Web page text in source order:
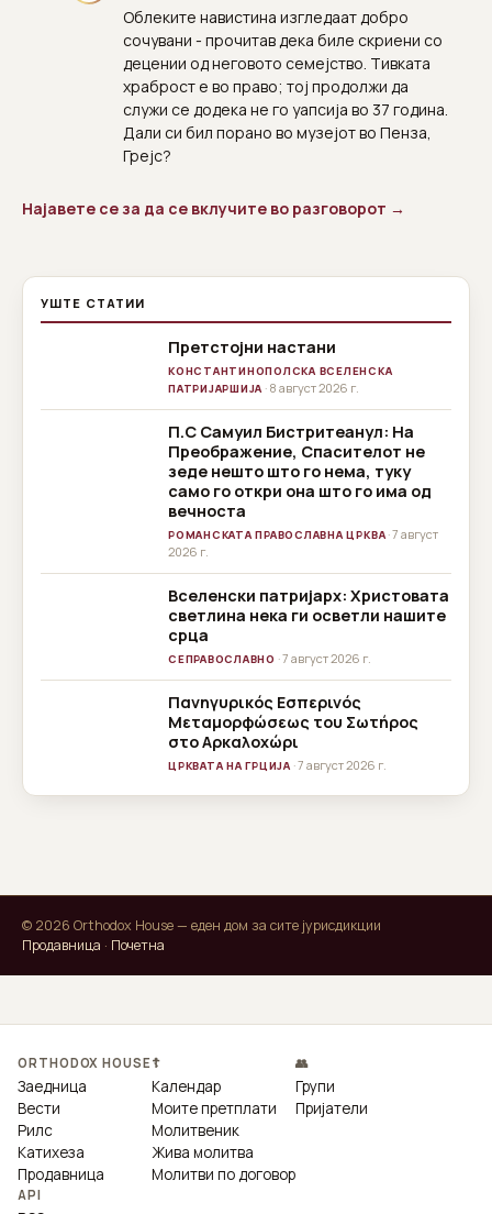
Облеките навистина изгледаат добро
сочувани - прочитав дека биле скриени со
децении од неговото семејство. Тивката
храброст е во право; тој продолжи да
служи се додека не го уапсија во 37 година.
Дали си бил порано во музејот во Пенза,
Грејс?
Најавете се за да се вклучите во разговорот →
УШТЕ СТАТИИ
Претстојни настани
КОНСТАНТИНОПОЛСКА ВСЕЛЕНСКА
ПАТРИЈАРШИЈА · 8 август 2026 г.
П.С Самуил Бистритеанул: На
Преображение, Спасителот не
зеде нешто што го нема, туку
само го откри она што го има од
вечноста
РОМАНСКАТА ПРАВОСЛАВНА ЦРКВА · 7 август
2026 г.
Вселенски патријарх: Христовата
светлина нека ги осветли нашите
срца
СЕПРАВОСЛАВНО · 7 август 2026 г.
Πανηγυρικός Εσπερινός
Μεταμορφώσεως του Σωτήρος
στο Αρκαλοχώρι
ЦРКВАТА НА ГРЦИЈА · 7 август 2026 г.
© 2026 Orthodox House — еден дом за сите јурисдикции
Продавница · Почетна
ORTHODOX HOUSE
Заедница
Вести
Рилс
Катихеза
Продавница
☦
Календар
Моите претплати
Молитвеник
Жива молитва
Молитви по договор
👥
Групи
Пријатели
API